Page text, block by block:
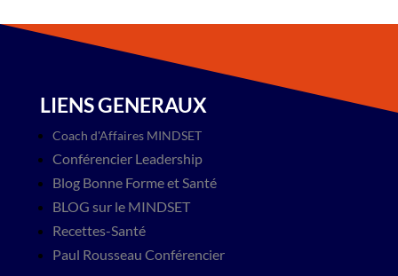
LIENS GENERAUX
Coach d'Affaires MINDSET
Conférencier Leadership
Blog​ Bonne Forme et Santé
BLOG sur le MINDSET
Recettes-Santé
Paul Rousseau Conférencier